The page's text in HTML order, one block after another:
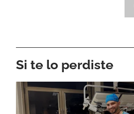
Si te lo perdiste